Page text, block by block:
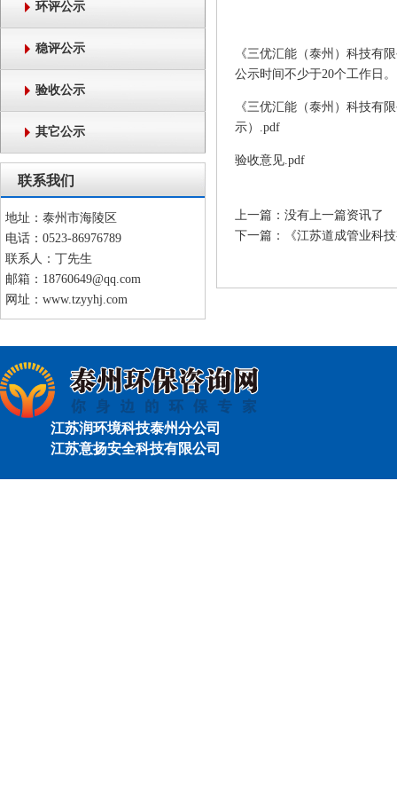
环评公示
稳评公示
验收公示
其它公示
联系我们
地址：泰州市海陵区
电话：0523-86976789
联系人：丁先生
邮箱：18760649@qq.com
网址：www.tzyyhj.com
《三优汇能（泰州）科技有
公示时间不少于20个工作日。
《三优汇能（泰州）科技有
示）.pdf
验收意见.pdf
上一篇：没有上一篇资讯了
下一篇：
《江苏道成管业科
江苏润环境科技泰州分公司
江苏意扬安全科技有限公司